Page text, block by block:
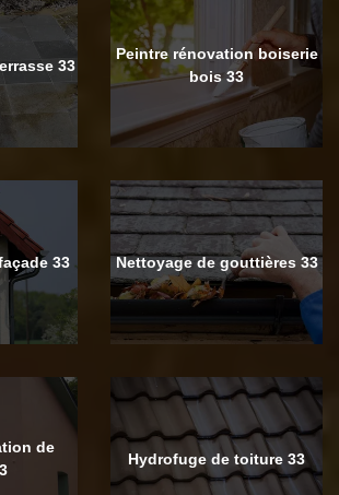
33
Peintre rénovation boiserie
bois 33
33 Nettoyage de gouttières 33
de
Hydrofuge de toiture 33